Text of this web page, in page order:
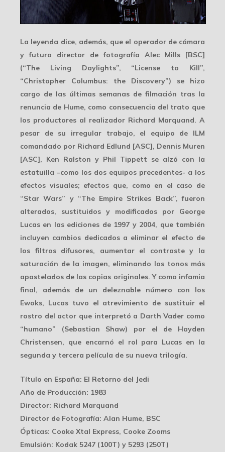
La leyenda dice, además, que el operador de cámara
y futuro director de fotografía Alec Mills [BSC]
(“The Living Daylights”, “License to Kill”,
“Christopher Columbus: the Discovery”) se hizo
cargo de las últimas semanas de filmación tras la
renuncia de Hume, como consecuencia del trato que
los productores al realizador Richard Marquand. A
pesar de su irregular trabajo, el equipo de ILM
comandado por Richard Edlund [ASC], Dennis Muren
[ASC], Ken Ralston y Phil Tippett se alzó con la
estatuilla –como los dos equipos precedentes- a los
efectos visuales; efectos que, como en el caso de
“Star Wars” y “The Empire Strikes Back”, fueron
alterados, sustituidos y modificados por George
Lucas en las ediciones de 1997 y 2004, que también
incluyen cambios dedicados a eliminar el efecto de
los filtros difusores, aumentar el contraste y la
saturación de la imagen, eliminando los tonos más
apastelados de las copias originales. Y como infamia
final, además de un deleznable número con los
Ewoks, Lucas tuvo el atrevimiento de sustituir el
rostro del actor que interpretó a Darth Vader como
“humano” (Sebastian Shaw) por el de Hayden
Christensen, que encarnó el rol para Lucas en la
segunda y tercera película de su nueva trilogía.
Título en España: El Retorno del Jedi
Año de Producción: 1983
Director: Richard Marquand
Director de Fotografía: Alan Hume, BSC
Ópticas: Cooke Xtal Express, Cooke Zooms
Emulsión: Kodak 5247 (100T) y 5293 (250T)